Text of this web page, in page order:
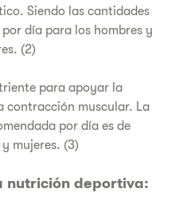
Siendo las cantidades
día para los hombres y
(2)
para apoyar la
contracción muscular. La
por día es de
mujeres. (3)
nutrición deportiva: